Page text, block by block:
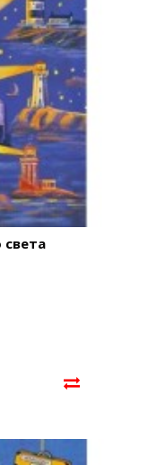
света